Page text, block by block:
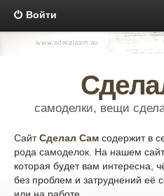
Войти
самоделки, вещи
СайтСделал Сам содержит в
рода самоделок. На нашем
которая будет вам интересна,
без проблем и затруднений её